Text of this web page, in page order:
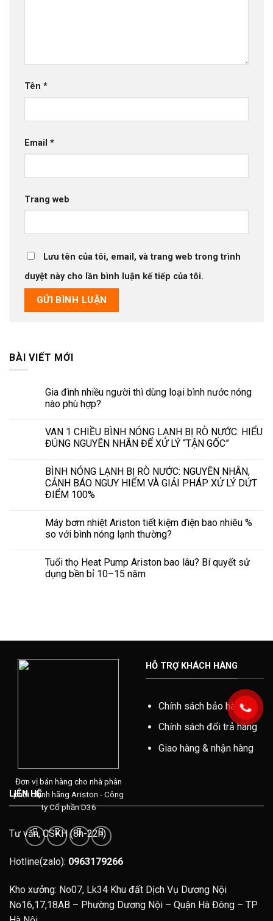
Tên *
Email *
Trang web
Lưu tên của tôi, email, và trang web trong trình
duyệt này cho lần bình luận kế tiếp của tôi.
BÀI VIẾT MỚI
Gia đình nhiều người thì dùng loại bình nước nóng
nào phù hợp?
VAN 1 CHIỀU BÌNH NÓNG LẠNH BỊ RÒ NƯỚC: HIỂU
ĐÚNG NGUYÊN NHÂN ĐỂ XỬ LÝ “TẬN GỐC”
BÌNH NÓNG LẠNH BỊ RÒ NƯỚC: NGUYÊN NHÂN,
CẢNH BÁO NGUY HIỂM VÀ GIẢI PHÁP XỬ LÝ DỨT
ĐIỂM 100%
Máy bơm nhiệt Ariston tiết kiệm điện bao nhiêu %
so với bình nóng lạnh thường?
Tuổi thọ Heat Pump Ariston bao lâu? Bí quyết sử
dụng bền bỉ 10–15 năm
Đơn vị bán hàng cho nhà phân
phối chính hãng Ariston - Công
ty Cổ phần D36
HỖ TRỢ KHÁCH HÀNG
Chính sách bảo hành
Chính sách đổi trả hàng
Giao hàng & nhận hàng
LIÊN HỆ
Tư vấn, CSKH (8h-22h)
Hotline(zalo): 0963179266
Kho xưởng: No07, Lk34 Khu đất Dịch Vụ Dương Nội
No16,17,18AB – Phường Dương Nội – Quận Hà Đông – TP